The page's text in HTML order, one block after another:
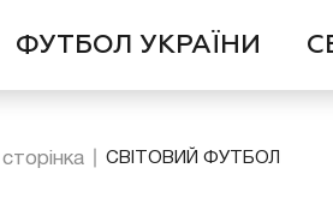
ФУТБОЛ УКРАЇНИ
СВІТОВИЙ ФУТБОЛ